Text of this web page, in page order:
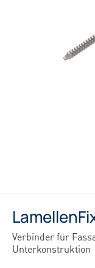
Verbinder für
Unterkonstruktion